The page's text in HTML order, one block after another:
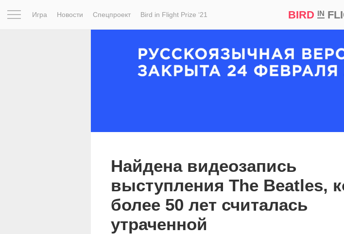
Игра Новости Спецпроект Bird in Flight Prize ‘21 BIRD IN
Найдена видеозапись
выступления The Beatles,
более 50 лет считалась
утраченной